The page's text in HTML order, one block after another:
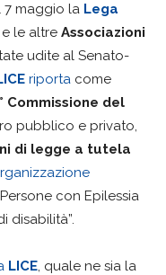
7 maggio la Lega
e le altre Associazioni
udite al Senato-
riporta come
Commissione del
pubblico e privato,
di legge a tutela
con Epilessia
disabilità”.
LICE, quale ne sia la